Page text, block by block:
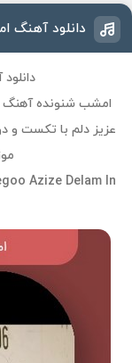
دانلود آهنگ
امشب شنونده آهنگ
Azize Delam In